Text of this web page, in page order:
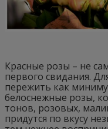
Красные розы – не
первого свидания.
пережить как
белоснежные розы,
тонов, розовых,
придутся по вкусу